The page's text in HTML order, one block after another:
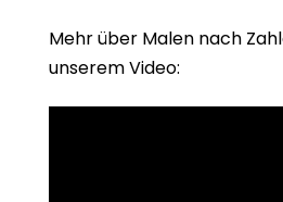
Mehr über Malen nach
unserem Video: